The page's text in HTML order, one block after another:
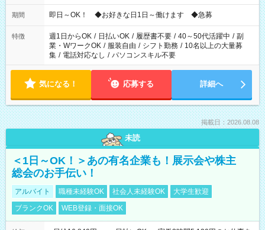
仕事により勤務時間が異なります
期間 即日～OK！ ◆お好きな日1日～働けます ◆急募
特徴 週1日からOK / 日払いOK / 履歴書不要 / 40～50代活躍中 / 副
業・WワークOK / 服装自由 / シフト勤務 / 10名以上の大量募
集 / 電話対応なし / パソコンスキル不要
気になる！ 応募する 詳細へ
掲載日：2026.08.08
未読
＜1日～OK！＞あの有名企業も！展示会や株主
総会のお手伝い！
アルバイト 職種未経験OK 社会人未経験OK
大学生歓迎
ブランクOK
WEB登録・面接OK